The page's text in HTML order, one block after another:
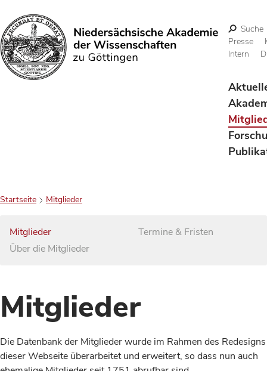
Suchen
Suche
Presse
Intern
Startseite Mitglieder
Mitglieder
Über die Mitglieder
Termine & Fristen
Mitglieder
Die Datenbank der Mitglieder wurde im Rahmen des Redesigns
dieser Webseite überarbeitet und erweitert, so dass nun auch